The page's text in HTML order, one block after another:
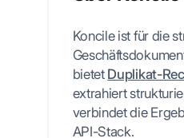
Koncile ist für die
bietet Duplikat-
extrahiert
verbindet die
API-Stack.